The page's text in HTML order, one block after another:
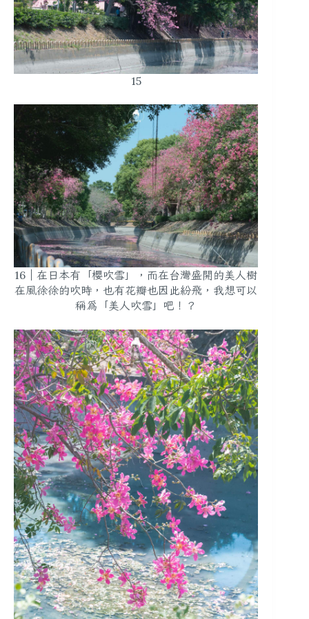
15
16｜在日本有「櫻吹雪」，而在台灣盛開的美人樹
在風徐徐的吹時，也有花瓣也因此紛飛，我想可以
稱為「美人吹雪」吧！？